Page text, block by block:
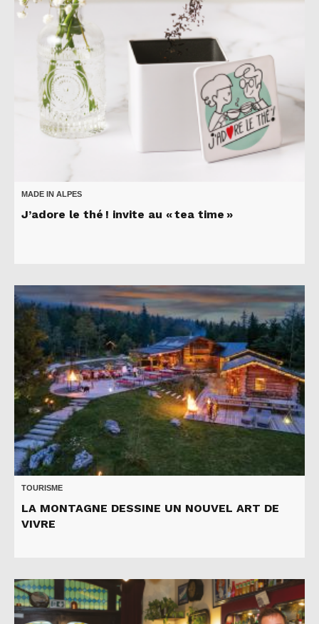
MADE IN ALPES
J’adore le thé ! invite au « tea time »
TOURISME
LA MONTAGNE DESSINE UN NOUVEL ART DE
VIVRE